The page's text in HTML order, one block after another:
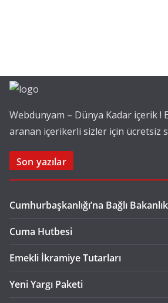
Webdunyam – Dünya Kadar içerik !
aranan içerikerli sizler için ücretsiz
Son yazılar
Cumhurbaşkanlığı’na Bağlı
Cuma Hutbesi
Emekli İkramiye Tutarları
Yeni Yargı Paketi